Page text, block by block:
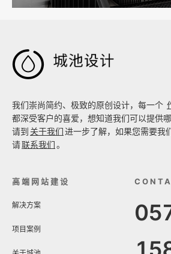

我们崇尚简约、极致的原创设计，每一个
都深受客户的喜爱，想知道我们可以提供
请到 关于我们进一步了解，如果您需要我
请联系我们。
高端网站建设
解决方案
项目案例